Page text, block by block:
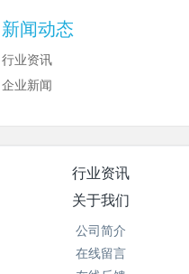
新闻动态
行业资讯
企业新闻
行业资讯
关于我们
公司简介
在线留言